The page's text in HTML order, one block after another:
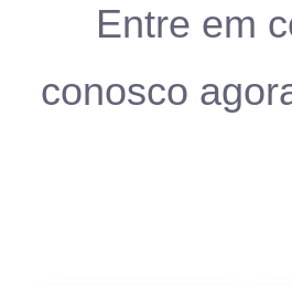
Entre em
conosco